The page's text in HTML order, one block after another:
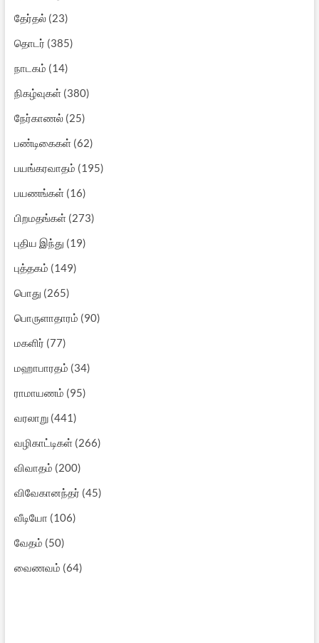
தேர்தல்(23)
தொடர் (385)
நாடகம் (14)
நிகழ்வுகள்(380)
நேர்காணல்(25)
பண்டிகைகள்(62)
பயங்கரவாதம் (195)
பயணங்கள்(16)
பிறமதங்கள்(273)
புதிய இந்து (19)
புத்தகம் (149)
பொது (265)
பொருளாதாரம் (90)
மகளிர் (77)
மஹாபாரதம் (34)
ராமாயணம் (95)
வரலாறு(441)
வழிகாட்டிகள்(266)
விவாதம் (200)
விவேகானந்தர் (45)
வீடியோ (106)
வேதம் (50)
வைணவம் (64)